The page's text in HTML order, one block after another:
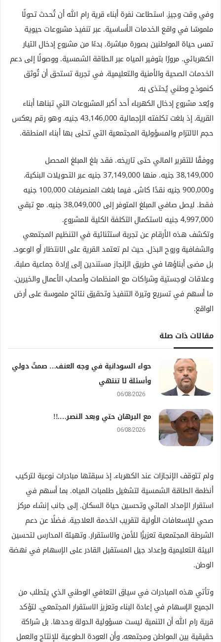
وفي وقت وجيز. استطاعت نفرة أبناء قرية رام الله أن تُحدث تحولًا
ملموسًا في واقع الخدمات الأساسية. عبر تنفيذ مشروعات حيوية
تمس حياة المواطنين بصورة مباشرة. بدءًا من مشروع إدخال التيار
الكهربائي. مرورًا بتوفير المياه عبر الطاقة الشمسية. ووصولًا إلى دعم
الخدمات الصحية والأمنية والتعليمية. في تجربة تستحق أن تُوثق
كنموذج وطني يُحتذى به.
ويُعد مشروع إدخال الكهرباء أحد أكبر المشروعات التي تبناها أبناء
القرية. إذ بلغت تكلفته الإجمالية 43,146,000 جنيه. وهو رقم يعكس
حجم الالتزام والمسؤولية المجتمعية التي تحلى بها أبناء المنطقة.
ووفقًا للتقرير المالي حتى تاريخه. فقد بلغ المبلغ المحصل
38,149,000 جنيه. منها 37,149,000 جنيه عبر التحويلات البنكية.
و900,000 جنيه نقدًا كاش. فيما بلغت المنصرفات 100,000 جنيه
فقط. ليصل صافي المبلغ المتوفر إلى 38,049,000 جنيه. مع تبقي
4,997,000 جنيه لاستكمال التكلفة الكلية للمشروع.
وتكشف هذه الأرقام عن تجربة استثنائية في التنظيم المجتمعي
والشفافية وروح البذل. حيث لم تعتمد القرية على الانتظار أو الوعود.
بل مضى أبناؤها في طريق الإنجاز مستندين إلى إرادة جماعية صلبة.
وعلاقات لوجستية وشراكات مع المنظمات وأصحاب الأعمال والخيرين.
ما أسهم في تسريع وتيرة التنفيذ وتحقيق نتائج ملموسة على أرض
الواقع.
مقالات ذات صلة
حواء السودانية في وجه العنف… صمتٌ دولي
وأسئلة لا تنتهي
06/08/2026
مع البرهان حتي وبعد النصر….!!
06/08/2026
ولم تتوقف الإنجازات عند الكهرباء. إذ سبقتها مبادرات نوعية لتركيب
أنظمة الطاقة الشمسية لتشغيل طلمبات المياه. بما أسهم في
استقرار الإمداد المائي وتحسين حياة السكان. إلى جانب إنشاء مركز
صحي للإسعافات الأولية لتقريب الخدمة العلاجية. فضلًا عن دعم
الشرطة المجتمعية تعزيزًا للأمن والاستقرار. وتهيئة المدارس لتحسين
البيئة التعليمية وإعداد جيل المستقبل القادر على الإسهام في نهضة
الوطن.
وتأتي هذه المبادرات في سياق التعافي الوطني الذي يتطلب من
الجميع الإسهام في إعادة البناء وتعزيز الاستقرار المجتمعي. لتؤكد
قرية رام الله أن التنمية ليست مسؤولية الدولة وحدها. بل شراكة
حقيقية بين المواطن ومجتمعه. وأن العودة الطوعية للإنتاج والعمل